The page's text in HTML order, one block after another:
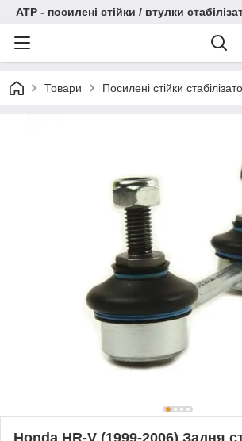
АТР - посилені стійки / втулки
Товари Посилені стійки
Honda HR-V (1999-2006) Задня